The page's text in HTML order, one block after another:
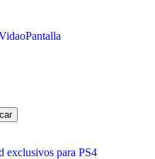
exclusivos para PS4